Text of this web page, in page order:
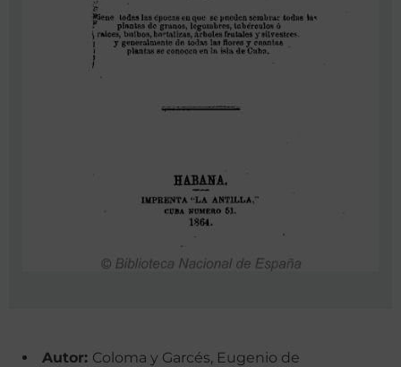
Autor: Coloma y Garcés, Eugenio de